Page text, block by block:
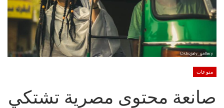
منوعات
صانعة محتوى مصرية تشتكي